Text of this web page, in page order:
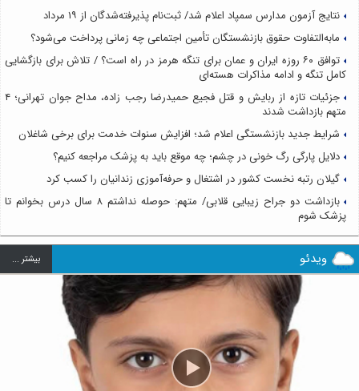
نتایج آزمون مدارس سمپاد اعلام شد/ ثبت‌نام پذیرفته‌شدگان از ۱۹ مرداد
مابه‌التفاوت حقوق بازنشستگان تأمین اجتماعی چه زمانی پرداخت می‌شود؟
توافق ۶۰ روزه ایران و عمان برای تنگه هرمز در راه است؟ / تلاش برای بازگشایی
کامل تنگه و ادامه مذاکرات هسته‌ای
جزئیات تازه از ربایش و قتل فجیع حمیدرضا رجب زاده، مداح جوان تهرانی؛ ۴
متهم بازداشت شدند
شرایط جدید بازنشستگی اعلام شد؛ افزایش سنوات خدمت برای برخی شاغلان
دلایل پارگی رگ خونی در چشم؛ چه موقع باید به پزشک مراجعه کنیم؟
گیلان رتبه نخست کشور در اشتغال و حرفه‌آموزی زندانیان را کسب کرد
بازداشت دو جراح زیبایی قلابی/ متهم: حوصله نداشتم ۸ سال درس بخوانم تا
پزشک شوم
ویدئو بيشتر ...